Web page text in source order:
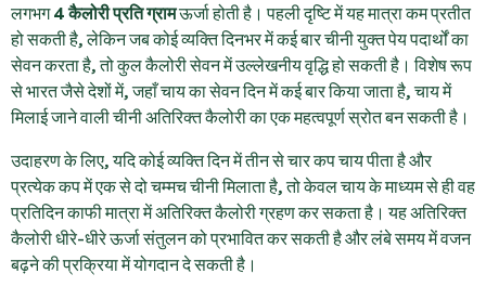
लगभग4 कैलोरी प्रति ग्रामऊर्जा होती है। पहली दृष्टि में यह मात्रा कम प्रतीत
हो सकती है, लेकिन जब कोई व्यक्ति दिनभर में कई बार चीनी युक्त पेय पदार्थों का
सेवन करता है, तो कुल कैलोरी सेवन में उल्लेखनीय वृद्धि हो सकती है। विशेष रूप
से भारत जैसे देशों में, जहाँ चाय का सेवन दिन में कई बार किया जाता है, चाय में
मिलाई जाने वाली चीनी अतिरिक्त कैलोरी का एक महत्वपूर्ण स्रोत बन सकती है।
उदाहरण के लिए, यदि कोई व्यक्ति दिन में तीन से चार कप चाय पीता है और
प्रत्येक कप में एक से दो चम्मच चीनी मिलाता है, तो केवल चाय के माध्यम से ही वह
प्रतिदिन काफी मात्रा में अतिरिक्त कैलोरी ग्रहण कर सकता है। यह अतिरिक्त
कैलोरी धीरे-धीरे ऊर्जा संतुलन को प्रभावित कर सकती है और लंबे समय में वजन
बढ़ने की प्रक्रिया में योगदान दे सकती है।